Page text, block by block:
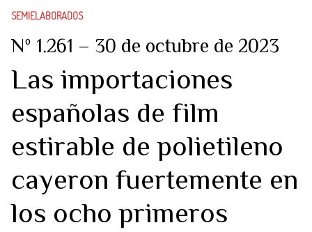
SEMIELABORADOS
Nº 1.261 – 30 de octubre de 2023
Las importaciones
españolas de film
estirable de polietileno
cayeron fuertemente en
los ocho primeros